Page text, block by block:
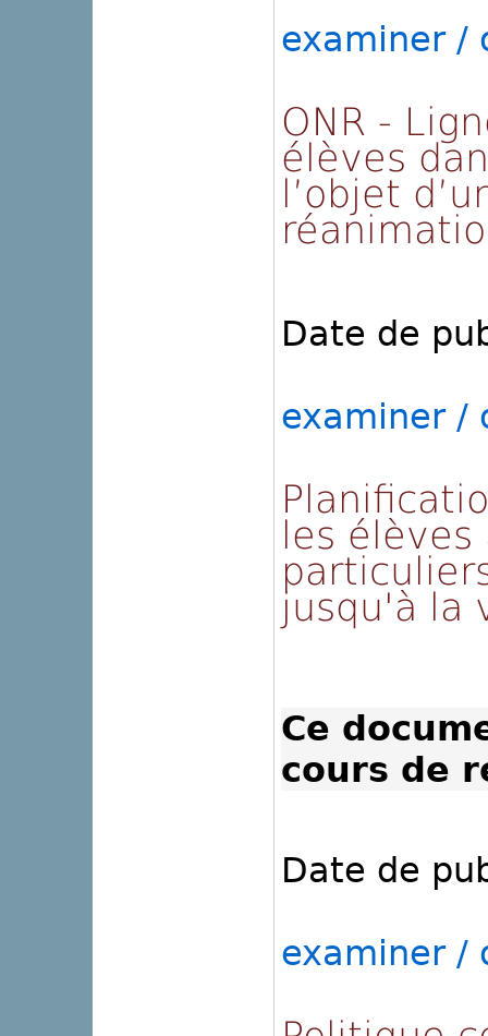
examiner /
ONR -
élèves
l’objet
Date de
examiner /
les élèves
jusqu'à la
Ce
cours de
Date de
examiner /